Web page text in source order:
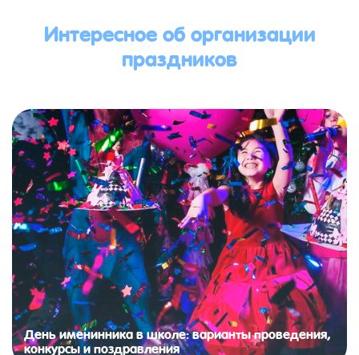
Интересное об организации
праздников
День именинника в школе: варианты проведения,
конкурсы и поздравления